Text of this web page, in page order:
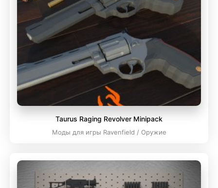
Taurus Raging Revolver Minipack
Моды для игры Ravenfield / Оружие